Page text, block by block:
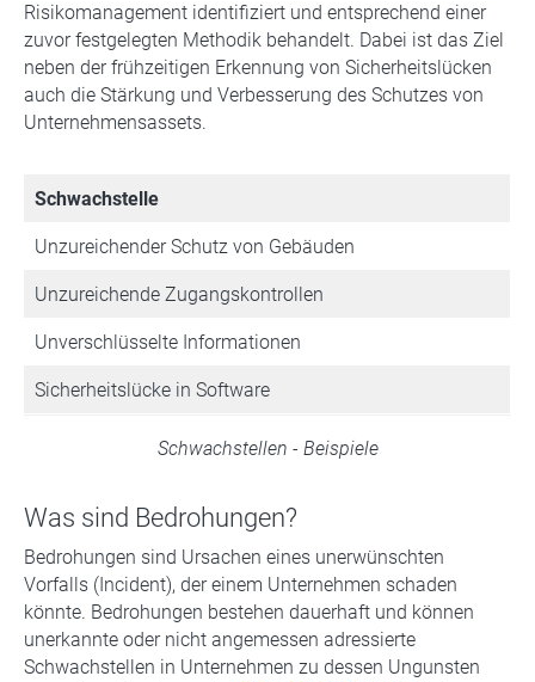
Risikomanagement identifiziert und entsprechend einer
zuvor festgelegten Methodik behandelt. Dabei ist das Ziel
neben der frühzeitigen Erkennung von Sicherheitslücken
auch die Stärkung und Verbesserung des Schutzes von
Unternehmensassets.
Schwachstelle
Unzureichender Schutz von Gebäuden
Unzureichende Zugangskontrollen
Unverschlüsselte Informationen
Sicherheitslücke in Software
Schwachstellen - Beispiele
Was sind Bedrohungen?
Bedrohungen sind Ursachen eines unerwünschten
Vorfalls (Incident), der einem Unternehmen schaden
könnte. Bedrohungen bestehen dauerhaft und können
unerkannte oder nicht angemessen adressierte
Schwachstellen in Unternehmen zu dessen Ungunsten